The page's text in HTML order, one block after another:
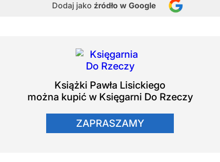
Dodaj jako źródło w Google
Książki Pawła Lisickiego
można kupić w Księgarni Do Rzeczy
ZAPRASZAMY